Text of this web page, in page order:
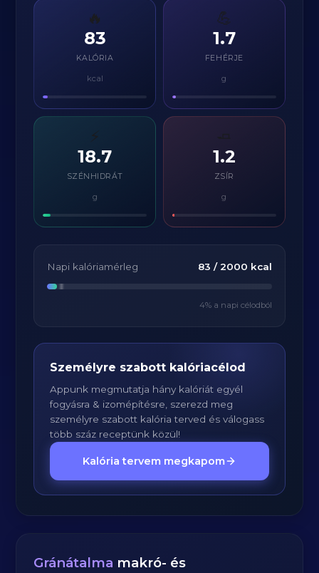
🔥
83
KALÓRIA
kcal
💪
1.7
FEHÉRJE
g
⚡
18.7
SZÉNHIDRÁT
g
1.2
ZSÍR
g
Napi kalóriamérleg 83 / 2000 kcal
4% a napi célodból
Személyre szabott kalóriacélod
Appunk megmutatja hány kalóriát egyél
fogyásra & izomépítésre, szerezd meg
személyre szabott kalória terved és válogass
több száz receptünk közül!
Kalória tervem megkapom
Gránátalma makró- és